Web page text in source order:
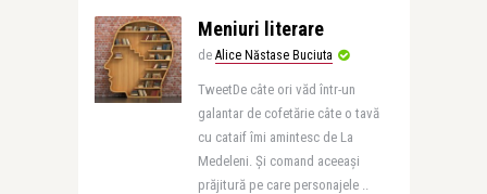
Meniuri literare
de Alice Năstase Buciuta
TweetDe câte ori văd într-un
galantar de cofetărie câte o tavă
cu cataif îmi amintesc de La
Medeleni. Şi comand aceeaşi
prăjitură pe care personajele ..